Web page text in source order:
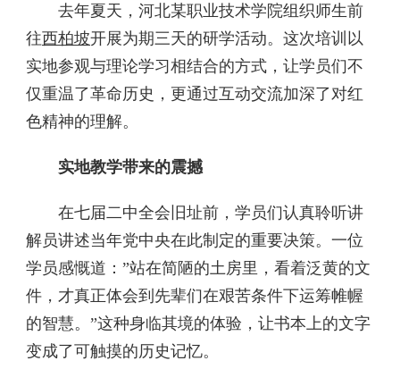
去年夏天，河北某职业技术学院组织师生前
往西柏坡开展为期三天的研学活动。这次培训以
实地参观与理论学习相结合的方式，让学员们不
仅重温了革命历史，更通过互动交流加深了对红
色精神的理解。
实地教学带来的震撼
在七届二中全会旧址前，学员们认真聆听讲
解员讲述当年党中央在此制定的重要决策。一位
学员感慨道：”站在简陋的土房里，看着泛黄的文
件，才真正体会到先辈们在艰苦条件下运筹帷幄
的智慧。”这种身临其境的体验，让书本上的文字
变成了可触摸的历史记忆。